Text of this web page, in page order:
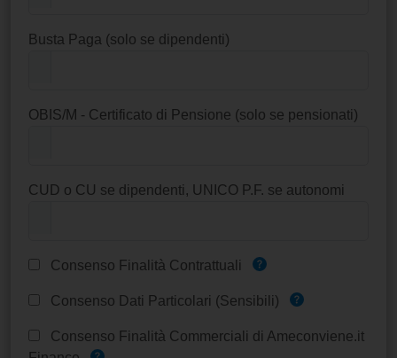
Busta Paga (solo se dipendenti)
OBIS/M - Certificato di Pensione (solo se pensionati)
CUD o CU se dipendenti, UNICO P.F. se autonomi
Consenso Finalità Contrattuali
Consenso Dati Particolari (Sensibili)
Consenso Finalità Commerciali di Ameconviene.it